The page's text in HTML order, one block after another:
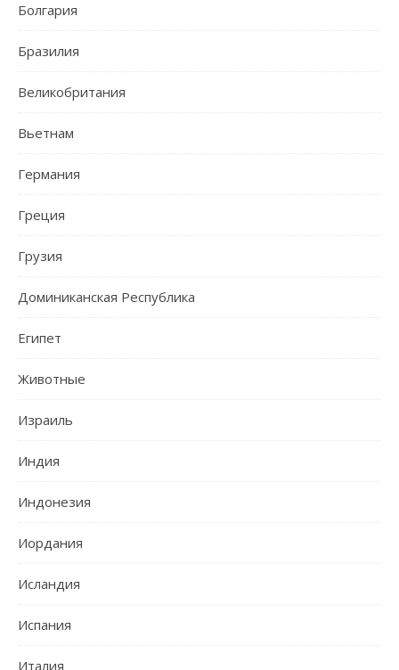
Болгария
Бразилия
Великобритания
Вьетнам
Германия
Греция
Грузия
Доминиканская Республика
Египет
Животные
Израиль
Индия
Индонезия
Иордания
Исландия
Испания
Италия